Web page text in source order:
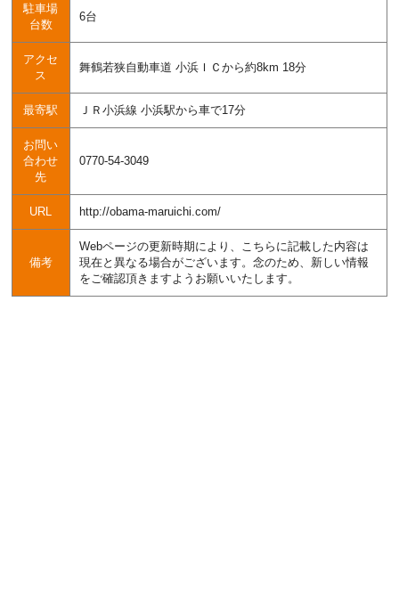
駐車場
台数
6台
アクセ
ス
舞鶴若狭自動車道 小浜ＩＣから約8km 18分
最寄駅 ＪＲ小浜線 小浜駅から車で17分
お問い
合わせ
先
0770-54-3049
URL http://obama-maruichi.com/
備考
Webページの更新時期により、こちらに記載した内容は
現在と異なる場合がございます。念のため、新しい情報
をご確認頂きますようお願いいたします。